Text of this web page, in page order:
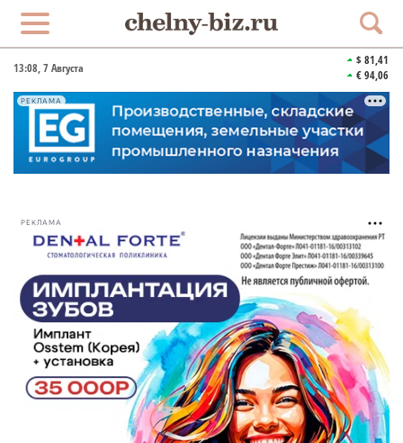
13:08, 7 Августа
$ 81,41
€ 94,06
РЕКЛАМА
РЕКЛАМА